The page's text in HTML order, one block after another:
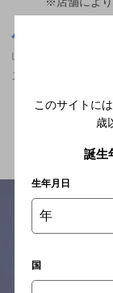
山口県,うどん・そ
スポーツ観戦がで
※それぞれのお店
このサイトに
歳
誕生
生年月日
年
国